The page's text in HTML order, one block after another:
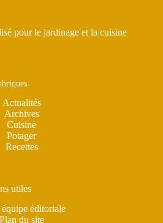
pour le jardinage et la cuisine
Actualités
Archives
Cuisine
Potager
Recettes
utiles
éditoriale
Plan du site